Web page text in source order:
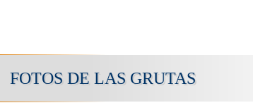
FOTOS DE LAS GRUTAS